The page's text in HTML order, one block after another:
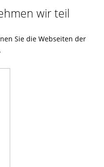
wir teil
Sie die Webseiten der